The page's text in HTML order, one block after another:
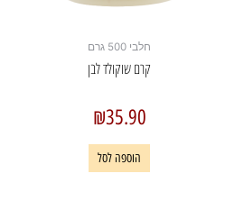
חלבי 500 גרם
קרם שוקולד לבן
₪35.90
הוספה לסל